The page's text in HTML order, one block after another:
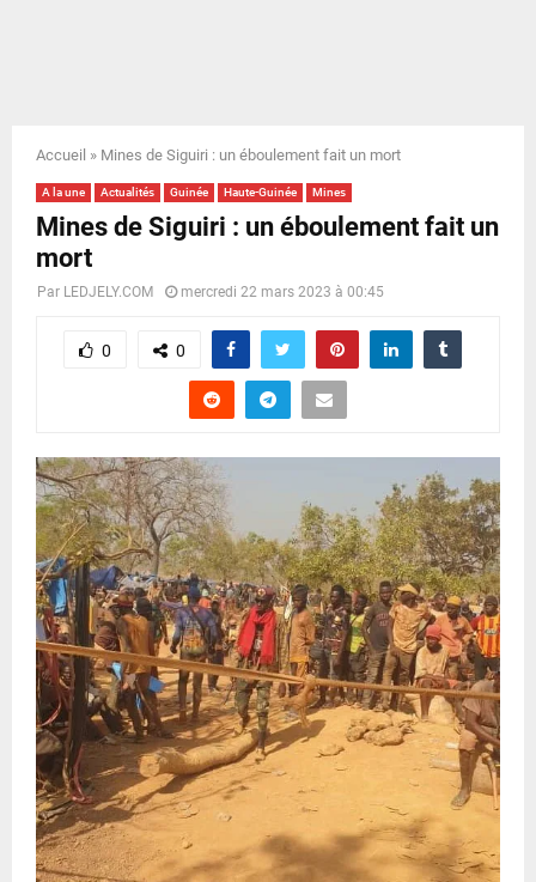
N
U
Accueil » Mines de Siguiri : un éboulement fait un mort
A la une Actualités Guinée Haute-Guinée Mines
Mines de Siguiri : un éboulement fait un
mort
Par LEDJELY.COM mercredi 22 mars 2023 à 00:45
0 0